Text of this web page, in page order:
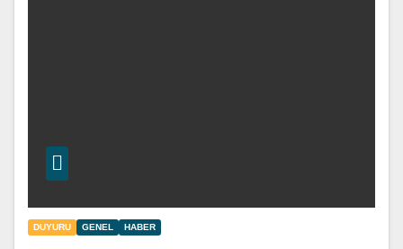
DUYURU GENEL HABER